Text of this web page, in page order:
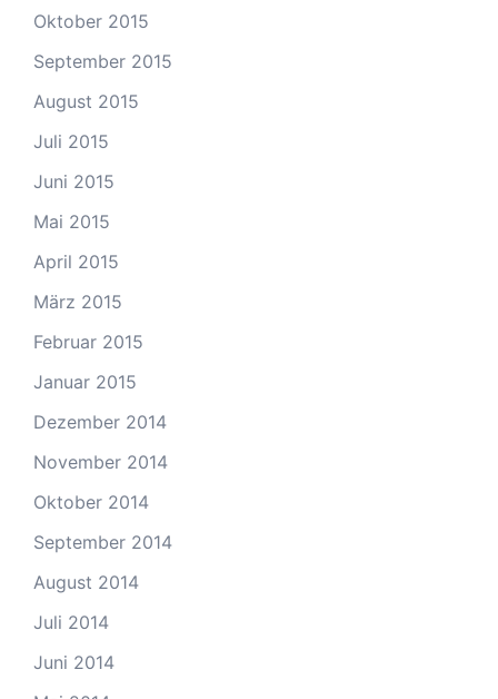
Oktober 2015
September 2015
August 2015
Juli 2015
Juni 2015
Mai 2015
April 2015
März 2015
Februar 2015
Januar 2015
Dezember 2014
November 2014
Oktober 2014
September 2014
August 2014
Juli 2014
Juni 2014